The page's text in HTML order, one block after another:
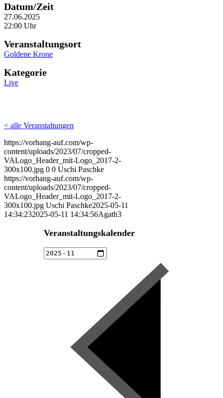
Datum/Zeit
27.06.2025
22:00 Uhr
Veranstaltungsort
Goldene Krone
Kategorie
Live
< alle Veranstaltungen
https://vorhang-auf.com/wp-
content/uploads/2023/07/cropped-
VALogo_Header_mit-Logo_2017-2-
300x100.jpg 0 0 Uschi Paschke
https://vorhang-auf.com/wp-
content/uploads/2023/07/cropped-
VALogo_Header_mit-Logo_2017-2-
300x100.jpg Uschi Paschke2025-05-11
14:34:232025-05-11 14:34:56Agath3
Veranstaltungskalender